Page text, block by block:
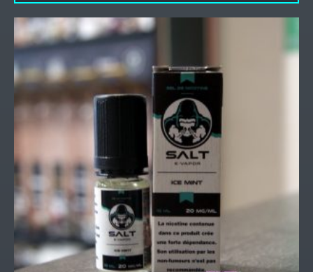
Ce
produit
a
plusieurs
variations.
Les
peuvent
choisies
la
page
du